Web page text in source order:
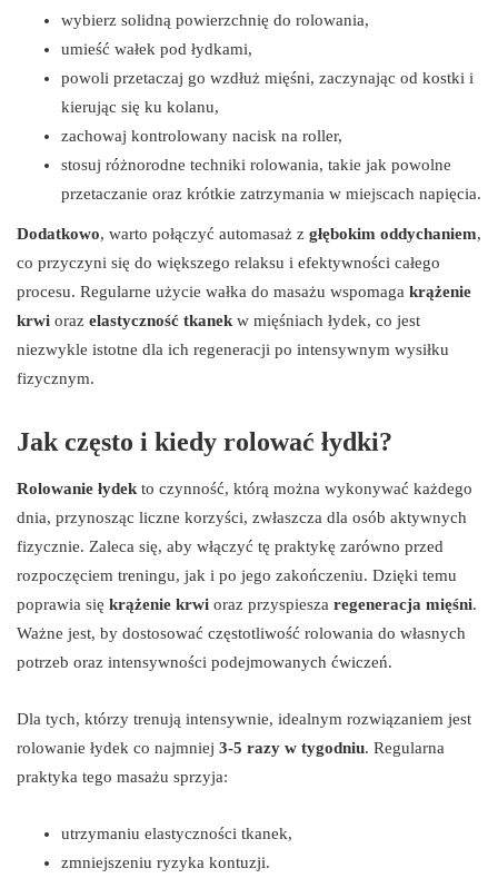
wybierz solidną powierzchnię do rolowania,
umieść wałek pod łydkami,
powoli przetaczaj go wzdłuż mięśni, zaczynając od kostki i
kierując się ku kolanu,
zachowaj kontrolowany nacisk na roller,
stosuj różnorodne techniki rolowania, takie jak powolne
przetaczanie oraz krótkie zatrzymania w miejscach napięcia.
Dodatkowo, warto połączyć automasaż z głębokim oddychaniem,
co przyczyni się do większego relaksu i efektywności całego
procesu. Regularne użycie wałka do masażu wspomaga krążenie
krwi oraz elastyczność tkanek w mięśniach łydek, co jest
niezwykle istotne dla ich regeneracji po intensywnym wysiłku
fizycznym.
Jak często i kiedy rolować łydki?
Rolowanie łydek to czynność, którą można wykonywać każdego
dnia, przynosząc liczne korzyści, zwłaszcza dla osób aktywnych
fizycznie. Zaleca się, aby włączyć tę praktykę zarówno przed
rozpoczęciem treningu, jak i po jego zakończeniu. Dzięki temu
poprawia się krążenie krwi oraz przyspiesza regeneracja mięśni.
Ważne jest, by dostosować częstotliwość rolowania do własnych
potrzeb oraz intensywności podejmowanych ćwiczeń.
Dla tych, którzy trenują intensywnie, idealnym rozwiązaniem jest
rolowanie łydek co najmniej 3-5 razy w tygodniu. Regularna
praktyka tego masażu sprzyja:
utrzymaniu elastyczności tkanek,
zmniejszeniu ryzyka kontuzji.